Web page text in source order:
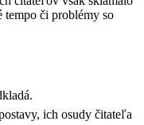
tempo či problémy so
ich osudy čitateľa